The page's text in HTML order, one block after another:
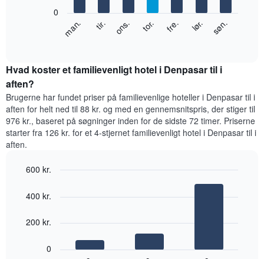
Diagrammet
y-
akse,
der
viser
den
gennemsnitlige
pris
for
værelse
gennemsnitlige
pris
for
et
værelse
hver
dag
i
Diagrammet
der
ugedagene.
man. tir. ons. tor. fre. lør. søn.
0
Hvad koster et familievenligt hotel i Denpasar til i
aften?
Brugerne har fundet priser på familievenlige hoteller i Denpasar til i
aften for helt ned til 88 kr. og med en gennemsnitspris, der stiger til
976 kr., baseret på søgninger inden for de sidste 72 timer. Priserne
starter fra 126 kr. for et 4-stjernet familievenligt hotel i Denpasar til i
aften.
chart
with
bars.
Følgende
diagram
0
200 kr.
400 kr.
600 kr.